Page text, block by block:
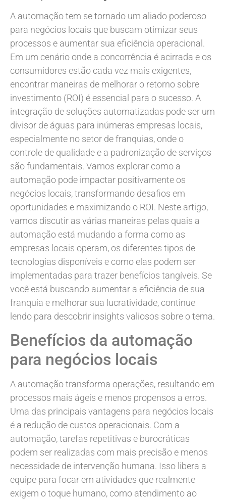
A automação tem se tornado um aliado poderoso
para negócios locais que buscam otimizar seus
processos e aumentar sua eficiência operacional.
Em um cenário onde a concorrência é acirrada e os
consumidores estão cada vez mais exigentes,
encontrar maneiras de melhorar o retorno sobre
investimento (ROI) é essencial para o sucesso. A
integração de soluções automatizadas pode ser um
divisor de águas para inúmeras empresas locais,
especialmente no setor de franquias, onde o
controle de qualidade e a padronização de serviços
são fundamentais. Vamos explorar como a
automação pode impactar positivamente os
negócios locais, transformando desafios em
oportunidades e maximizando o ROI. Neste artigo,
vamos discutir as várias maneiras pelas quais a
automação está mudando a forma como as
empresas locais operam, os diferentes tipos de
tecnologias disponíveis e como elas podem ser
implementadas para trazer benefícios tangíveis. Se
você está buscando aumentar a eficiência de sua
franquia e melhorar sua lucratividade, continue
lendo para descobrir insights valiosos sobre o tema.
Benefícios da automação
para negócios locais
A automação transforma operações, resultando em
processos mais ágeis e menos propensos a erros.
Uma das principais vantagens para negócios locais
é a redução de custos operacionais. Com a
automação, tarefas repetitivas e burocráticas
podem ser realizadas com mais precisão e menos
necessidade de intervenção humana. Isso libera a
equipe para focar em atividades que realmente
exigem o toque humano, como atendimento ao